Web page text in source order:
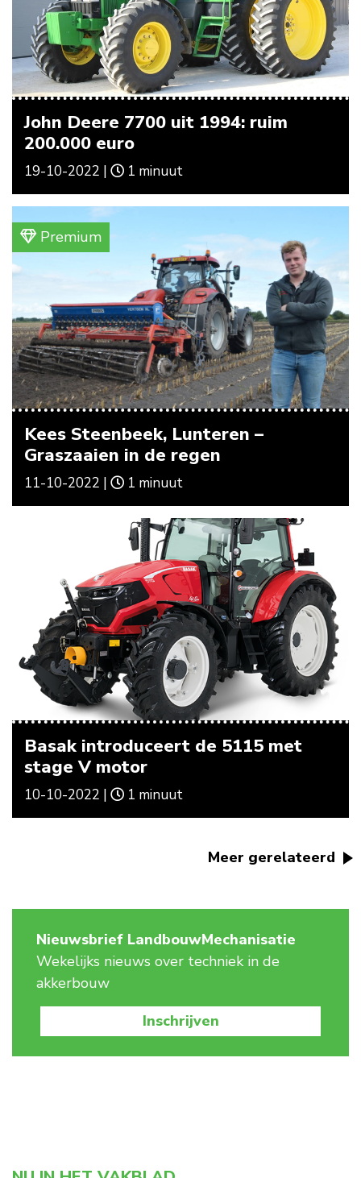
John Deere 7700 uit 1994: ruim
200.000 euro
19-10-2022 | 1 minuut
Premium
Kees Steenbeek, Lunteren –
Graszaaien in de regen
11-10-2022 | 1 minuut
Basak introduceert de 5115 met
stage V motor
10-10-2022 | 1 minuut
Meer gerelateerd
Nieuwsbrief LandbouwMechanisatie
Wekelijks nieuws over techniek in de
akkerbouw
Inschrijven